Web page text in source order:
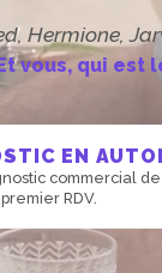
Hermione,
vous, qui est
EN
commercial
RDV.